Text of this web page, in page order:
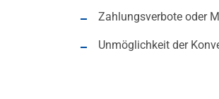
Zahlungsverbote oder
Unmöglichkeit der